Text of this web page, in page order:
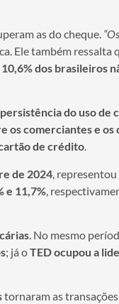
as do cheque.
Ele também ressalta
10,6% dos brasileiros
persistência do uso de
os comerciantes e os
de crédito.
de 2024 , representou
e 11,7% ,
. No mesmo
; já oTED ocupou a
tornaram as transações